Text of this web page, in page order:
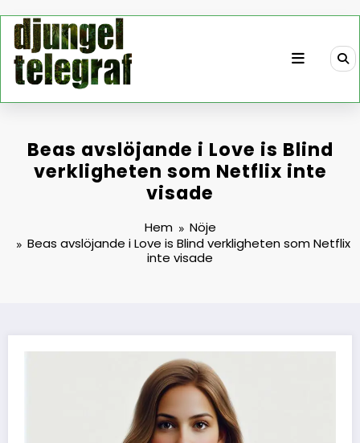
innehåll
Beas avslöjande i Love is Blind
verkligheten som Netflix inte
visade
Hem
Nöje
Beas avslöjande i Love is Blind verkligheten som Netflix
inte visade